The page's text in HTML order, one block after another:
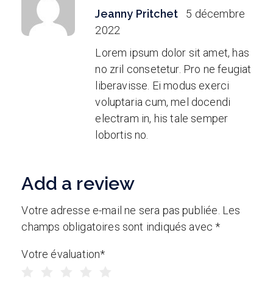
Jeanny Pritchet
5 décembre
2022
Lorem ipsum dolor sit amet, has
no zril consetetur. Pro ne feugiat
liberavisse. Ei modus exerci
voluptaria cum, mel docendi
electram in, his tale semper
lobortis no.
Add a review
Votre adresse e-mail ne sera pas publiée. Les
champs obligatoires sont indiqués avec*
Votre évaluation*